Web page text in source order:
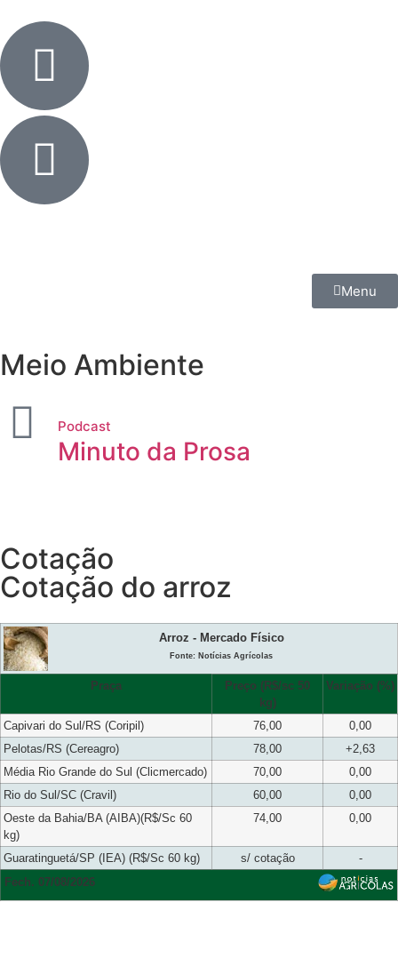
Menu
Meio Ambiente
Podcast
Minuto da Prosa
Cotação
Cotação do arroz
Arroz - Mercado Físico
Fonte: Notícias Agrícolas
Praça
Preço (R$/sc 50
kg)
Variação (%)
Capivari do Sul/RS (Coripil) 76,00
0,00
Pelotas/RS (Cereagro)
78,00
+2,63
Média Rio Grande do Sul (Clicmercado)
70,00
0,00
Rio do Sul/SC (Cravil)
60,00
0,00
Oeste da Bahia/BA (AIBA)(R$/Sc 60
kg)
74,00 0,00
Guaratinguetá/SP (IEA) (R$/Sc 60 kg) s/ cotação
-
Fech. 07/08/2026